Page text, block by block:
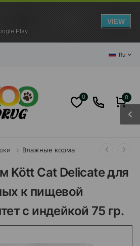
Ru
0 0
Влажные корма
Kött Cat Delicate для
к пищевой
с индейкой 75 гр.
Play
VIEW